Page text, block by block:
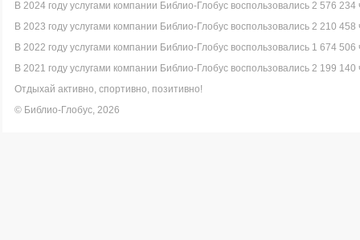
В 2024 году услугами компании Библио-Глобус воспользовались 2 576 234
В 2023 году услугами компании Библио-Глобус воспользовались 2 210 458
В 2022 году услугами компании Библио-Глобус воспользовались 1 674 506
В 2021 году услугами компании Библио-Глобус воспользовались 2 199 140
Отдыхай активно, спортивно, позитивно!
© Библио-Глобус, 2026